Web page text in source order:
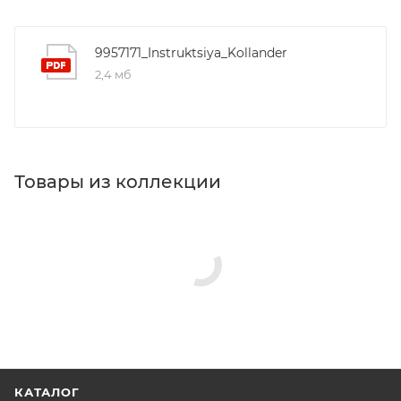
9957171_Instruktsiya_Kollander
2,4 мб
Товары из коллекции
КАТАЛОГ